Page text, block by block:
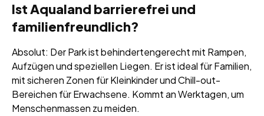
Ist Aqualand barrierefrei und
familienfreundlich?
Absolut: Der Park ist behindertengerecht mit Rampen,
Aufzügen und speziellen Liegen. Er ist ideal für Familien,
mit sicheren Zonen für Kleinkinder und Chill-out-
Bereichen für Erwachsene. Kommt an Werktagen, um
Menschenmassen zu meiden.